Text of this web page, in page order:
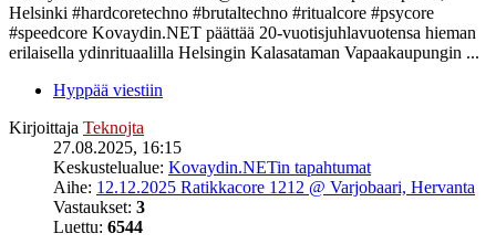
Helsinki #hardcoretechno #brutaltechno #ritualcore #psycore
#speedcore Kovaydin.NET päättää 20-vuotisjuhlavuotensa hieman
erilaisella ydinrituaalilla Helsingin Kalasataman Vapaakaupungin ...
Hyppää viestiin
Kirjoittaja Teknojta
27.08.2025, 16:15
Keskustelualue: Kovaydin.NETin tapahtumat
Aihe: 12.12.2025 Ratikkacore 1212 @ Varjobaari, Hervanta
Vastaukset: 3
Luettu: 6544